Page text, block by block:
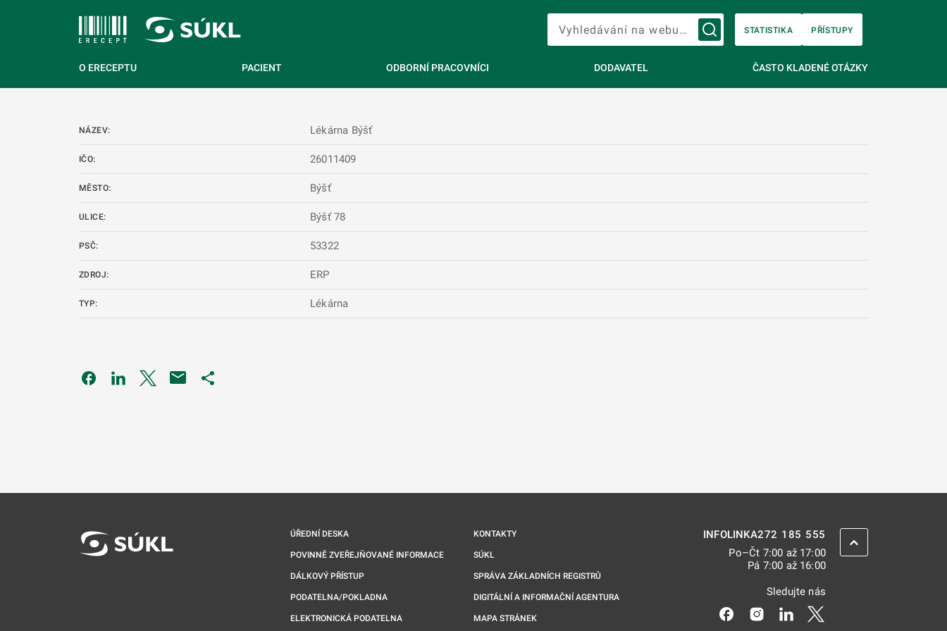
Vyhledávání na webu…
STATISTIKA PŘÍSTUPY
O ERECEPTU PACIENT ODBORNÍ PRACOVNÍCI DODAVATEL ČASTO KLADENÉ OTÁZKY
NÁZEV: Lékárna Býšť
IČO: 26011409
MĚSTO: Býšť
ULICE: Býšť 78
PSČ: 53322
ZDROJ: ERP
TYP: Lékárna
Odkaz se otevře na nové kartě
Odkaz se otevře na nové kartě
Odkaz se otevře na nové kartě
ÚŘEDNÍ DESKA
POVINNĚ ZVEŘEJŇOVANÉ INFORMACE
DÁLKOVÝ PŘÍSTUP
PODATELNA/POKLADNA
ELEKTRONICKÁ PODATELNA
KONTAKTY
SÚKL
SPRÁVA ZÁKLADNÍCH REGISTRŮ
DIGITÁLNÍ A INFORMAČNÍ AGENTURA
MAPA STRÁNEK
INFOLINKA272 185 555
Po–Čt 7:00 až 17:00
Pá 7:00 až 16:00
Sledujte nás
Odkaz se otevře na nové kartě
Odkaz se otevře na nové kartě
Odkaz se otevře na nové
ZPĚT NAHORU